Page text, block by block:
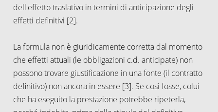
dell'effetto traslativo in termini di anticipazione degli
effetti definitivi [2].
La formula non è giuridicamente corretta dal momento
che effetti attuali (le obbligazioni c.d. anticipate) non
possono trovare giustificazione in una fonte (il contratto
definitivo) non ancora in essere [3]. Se così fosse, colui
che ha eseguito la prestazione potrebbe ripeterla,